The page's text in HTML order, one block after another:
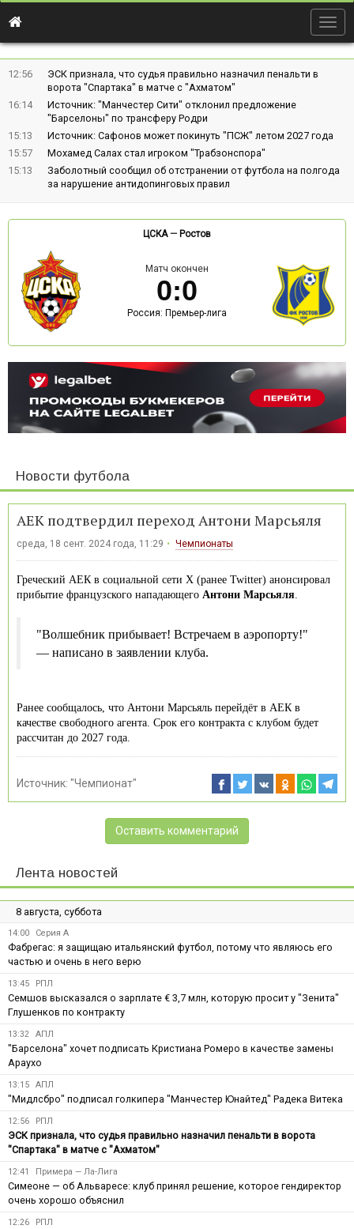
12:56
ЭСК признала, что судья правильно назначил пенальти в
ворота "Спартака" в матче с "Ахматом"
16:14
Источник: "Манчестер Сити" отклонил предложение
"Барселоны" по трансферу Родри
15:13
Источник: Сафонов может покинуть "ПСЖ" летом 2027 года
15:57
Мохамед Салах стал игроком "Трабзонспора"
15:13
Заболотный сообщил об отстранении от футбола на полгода
за нарушение антидопинговых правил
ЦСКА— Ростов
Матч окончен
0:0
Россия: Премьер-лига
Новости футбола
АЕК подтвердил переход Антони Марсьяля
среда, 18 сент. 2024 года, 11:29 Чемпионаты
Греческий АЕК в социальной сети Х (ранее Twitter) анонсировал
прибытие французского нападающего Антони Марсьяля
"Волшебник прибывает! Встречаем в аэропорту!"
— написано в заявлении клуба.
Ранее сообщалось, что Антони Марсьяль перейдёт в АЕК в
качестве свободного агента. Срок его контракта с клубом будет
рассчитан до 2027 года.
Источник: "Чемпионат"
Оставить комментарий
Лента новостей
8 августа, суббота
14:00 Серия А
Фабрегас: я защищаю итальянский футбол, потому что являюсь его
частью и очень в него верю
13:45 РПЛ
Семшов высказался о зарплате € 3,7 млн, которую просит у "Зенита"
Глушенков по контракту
13:32 АПЛ
"Барселона" хочет подписать Кристиана Ромеро в качестве замены
Араухо
13:15 АПЛ
"Мидлсбро" подписал голкипера "Манчестер Юнайтед" Радека Витека
12:56 РПЛ
ЭСК признала, что судья правильно назначил пенальти в ворота
"Спартака" в матче с "Ахматом"
12:41 Примера — Ла-Лига
Симеоне — об Альваресе: клуб принял решение, которое гендиректор
очень хорошо объяснил
12:26 РПЛ